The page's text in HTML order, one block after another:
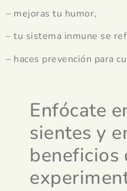
– mejoras tu humor,
– tu sistema inmune se
– haces prevención para
Enfócate
sientes y
beneficios